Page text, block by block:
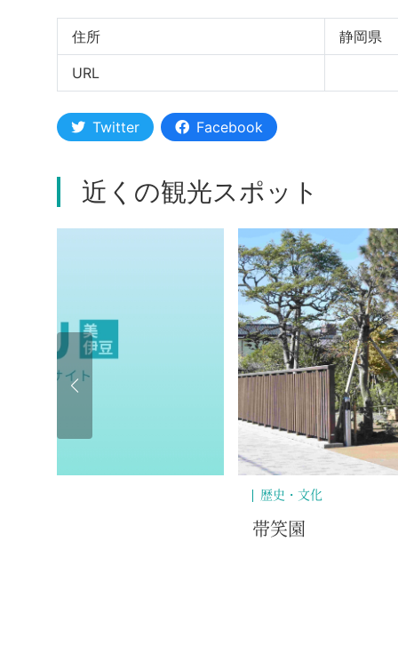
住所 静岡県
URL
Twitter Facebook
近くの観光スポット
自然・景勝地
沼川の桜